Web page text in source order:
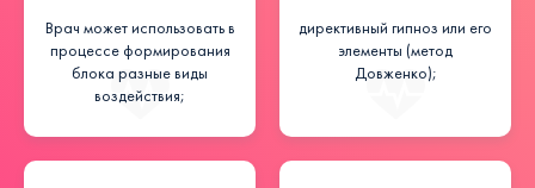
Врач может использовать в
процессе формирования
блока разные виды
воздействия;
директивный гипноз или его
элементы (метод
Довженко);